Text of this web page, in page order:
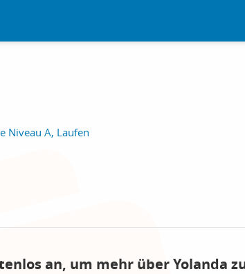
Niveau A, Laufen
an, um mehr über Yolanda